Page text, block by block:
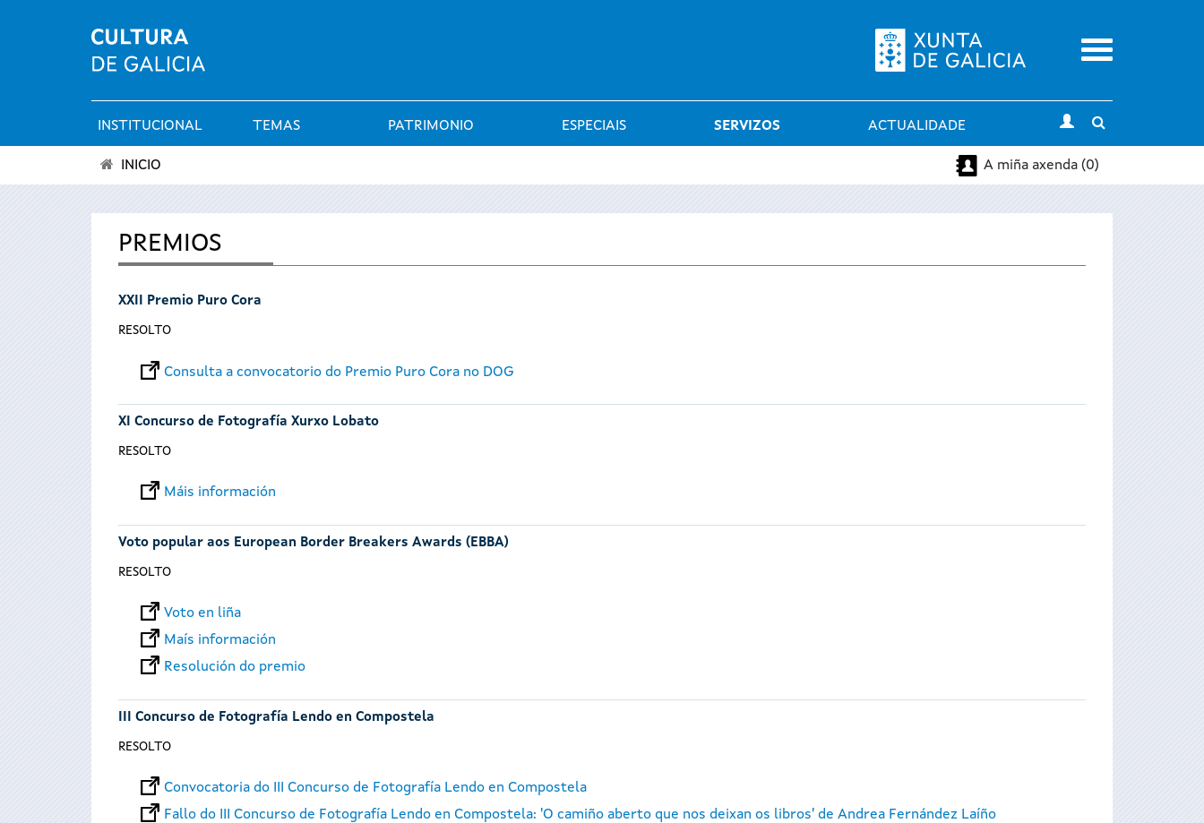
Menu
Menú
principal
INSTITUCIONAL TEMAS PATRIMONIO ESPECIAIS SERVIZOS ACTUALIDADE
search
está
INICIO A miña axenda (0)
PREMIOS
XXII Premio Puro Cora
RESOLTO
Consulta a convocatorio do Premio Puro Cora no DOG
XI Concurso de Fotografía Xurxo Lobato
RESOLTO
Máis información
Voto popular aos European Border Breakers Awards (EBBA)
RESOLTO
Voto en liña
Maís información
Resolución do premio
III Concurso de Fotografía Lendo en Compostela
RESOLTO
Convocatoria do III Concurso de Fotografía Lendo en Compostela
Fallo do III Concurso de Fotografía Lendo en Compostela: 'O camiño aberto que nos deixan os libros' de Andrea Fernández Laíño